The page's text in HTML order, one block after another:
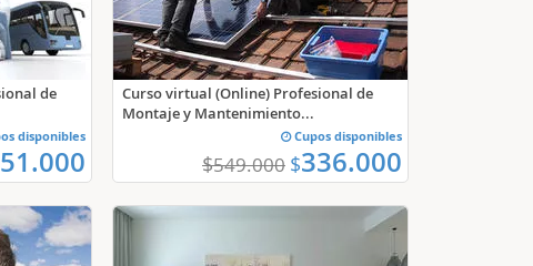
de
disponibles
Curso virtual (Online) Profesional de
Montaje y Mantenimiento...
Cupos disponibles
$549.000 $336.000